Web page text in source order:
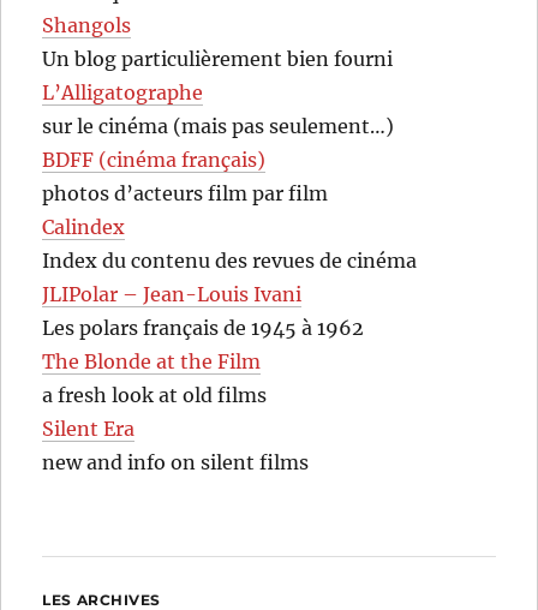
Shangols
Un blog particulièrement bien fourni
L’Alligatographe
sur le cinéma (mais pas seulement…)
BDFF (cinéma français)
photos d’acteurs film par film
Calindex
Index du contenu des revues de cinéma
JLIPolar – Jean-Louis Ivani
Les polars français de 1945 à 1962
The Blonde at the Film
a fresh look at old films
Silent Era
new and info on silent films
LES ARCHIVES